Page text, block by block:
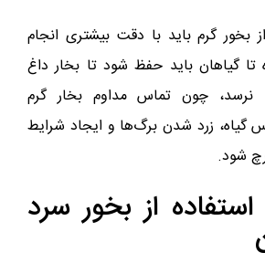
بخور گرم باید با دقت بیشتری انجام
گیاهان باید حفظ شود تا بخار داغ
نرسد، چون تماس مداوم بخار گرم
گیاه، زرد شدن برگ‌ها و ایجاد شرایط
شود.
از بخور سرد